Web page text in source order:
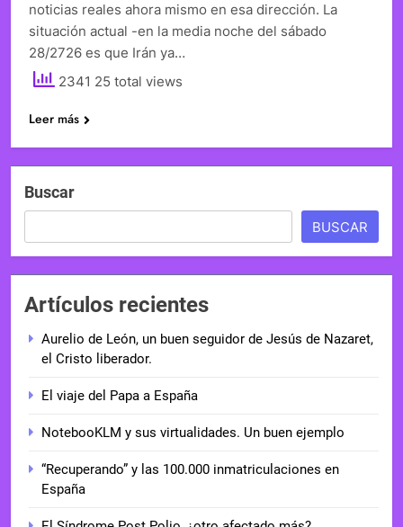
noticias reales ahora mismo en esa dirección. La
situación actual -en la media noche del sábado
28/2726 es que Irán ya…
2341 25 total views
Leer más
Buscar
BUSCAR
Artículos recientes
Aurelio de León, un buen seguidor de Jesús de Nazaret,
el Cristo liberador.
El viaje del Papa a España
NotebooKLM y sus virtualidades. Un buen ejemplo
“Recuperando” y las 100.000 inmatriculaciones en
España